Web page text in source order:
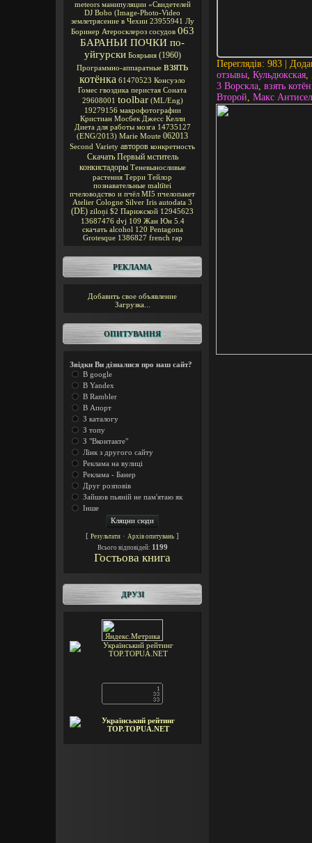
meteors манипуляции «Свидетелей
DJ Bobo (Image-Photo-Video
землетрясение в Чехии 23955941 Лу
Боринер Атеросклероз сосудов 063
БАРАНЬИ ПОЧКИ по-
уйгурски Боярыня (1960)
Программно-аппаратные взять
котёнка 61470523 Консуэло
Гомес гвоздика перистая Соната
29608001 toolbar (ML/Eng)
19279156 макрофотографии
Кристиан Мосбек Джесс Келли
Диета для работы мозга 14735127
(ENG/2013) Marie Moute 062013
Second Variety авторов конкретность
Скачать Первый мститель
конкистадоры Теневыносливые
растения Терри Тейлор
познавательные maltītei
пчеловодство и пчёл MI5 пчелопакет
Atelier Cologne Silver Iris autodata 3
(DE) ziloņi $2 Парижской 12945623
13687476 dvj 109 Жан Юн 5.4
скачать alcohol 120 Pentagona
Grotesque 1386827 french rap
РЕКЛАМА
Добавить свое объявление
Загрузка...
ОПИТУВАННЯ
Звідки Ви дізналися про наш сайт?
В google
В Yandex
В Rambler
В Апорт
З каталогу
З топу
З "Вконтакте"
Лінк з другого сайту
Реклама на вулиці
Реклама - Банер
Друг розповів
Зайшов пьяній не пам'ятаю як
Інше
[ Результати · Архів опитувань ]
Всього відповідей: 1199
Гостьова книга
ДРУЗІ
Переглядів: 983 |
отзывы, Кульдюкская,
3 Ворскла, взять
Второй, Макс